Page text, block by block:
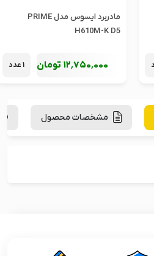
مادربرد ایسوس مدل PRIME
H610M-K D5
12٬750٬000 تومان 1 عدد
مشخصات محصول